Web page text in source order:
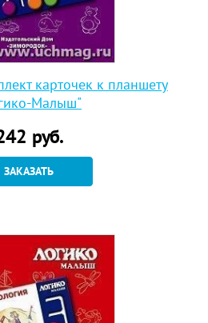
карточек к планшету
Малыш"
руб.
ЗАКАЗАТЬ